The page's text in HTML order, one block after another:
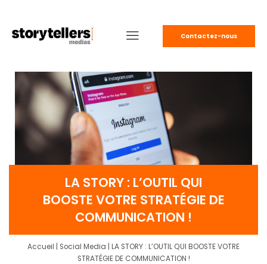
Contactez-nous
LA STORY : L’OUTIL QUI
BOOSTE VOTRE STRATÉGIE DE
COMMUNICATION !
Accueil Social Media
LA STORY : L’OUTIL QUI BOOSTE VOTRE
STRATÉGIE DE COMMUNICATION !